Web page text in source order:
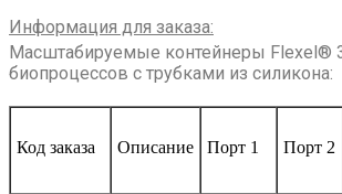
Информация для заказа:
Масштабируемые контейнеры Flexel®
биопроцессов с трубками из силикона:
Код заказа Описание Порт 1 Порт 2